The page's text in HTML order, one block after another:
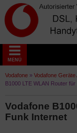
MENÜ
Vodafone » Vodafone
B1000 LTE WLAN Router
Vodafone
Funk Internet